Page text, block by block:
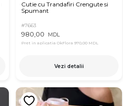
Cutie cu Trandafiri Crengute si
Spumant
#7663
980,00 MDL
Pret in aplicatia OkFlora 970,00 MDL
Vezi detalii